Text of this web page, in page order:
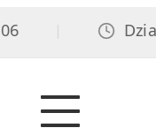
Dział